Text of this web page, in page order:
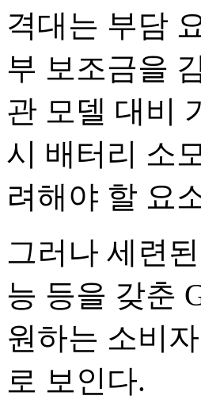
격대는 부담
부 보조금을
관 모델 대비
시 배터리 소
려해야 할 요
그러나 세련
능 등을 갖춘
원하는 소비
로 보인다.